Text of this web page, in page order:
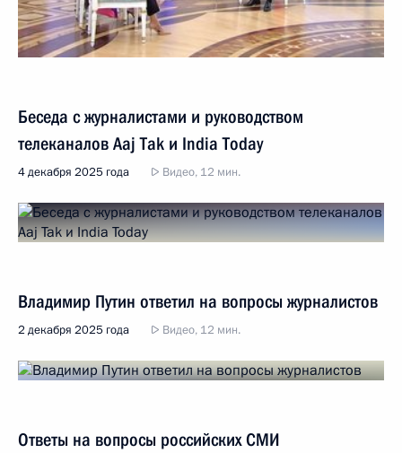
Беседа с журналистами и руководством
телеканалов Aaj Tak и India Today
4 декабря 2025 года Видео, 12 мин.
Владимир Путин ответил на вопросы журналистов
2 декабря 2025 года Видео, 12 мин.
Ответы на вопросы российских СМИ